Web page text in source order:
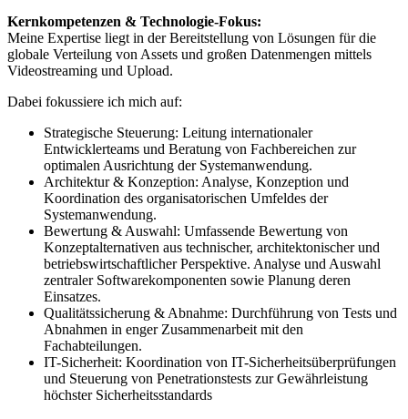
Kernkompetenzen & Technologie-Fokus:
Meine Expertise liegt in der Bereitstellung von Lösungen für die
globale Verteilung von Assets und großen Datenmengen mittels
Videostreaming und Upload.
Dabei fokussiere ich mich auf:
Strategische Steuerung: Leitung internationaler
Entwicklerteams und Beratung von Fachbereichen zur
optimalen Ausrichtung der Systemanwendung.
Architektur & Konzeption: Analyse, Konzeption und
Koordination des organisatorischen Umfeldes der
Systemanwendung.
Bewertung & Auswahl: Umfassende Bewertung von
Konzeptalternativen aus technischer, architektonischer und
betriebswirtschaftlicher Perspektive. Analyse und Auswahl
zentraler Softwarekomponenten sowie Planung deren
Einsatzes.
Qualitätssicherung & Abnahme: Durchführung von Tests und
Abnahmen in enger Zusammenarbeit mit den
Fachabteilungen.
IT-Sicherheit: Koordination von IT-Sicherheitsüberprüfungen
und Steuerung von Penetrationstests zur Gewährleistung
höchster Sicherheitsstandards